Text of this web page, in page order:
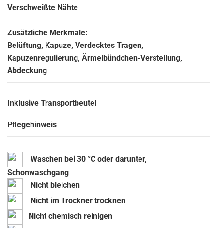
Verschweißte Nähte
Zusätzliche Merkmale:
Belüftung, Kapuze, Verdecktes Tragen,
Kapuzenregulierung, Ärmelbündchen-Verstellung,
Abdeckung
Inklusive Transportbeutel
Pflegehinweis
Waschen bei 30 °C oder darunter,
Schonwaschgang
Nicht bleichen
Nicht im Trockner trocknen
Nicht chemisch reinigen